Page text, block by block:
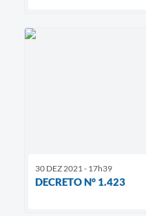
30 DEZ 2021 - 17h39
DECRETO N° 1.423